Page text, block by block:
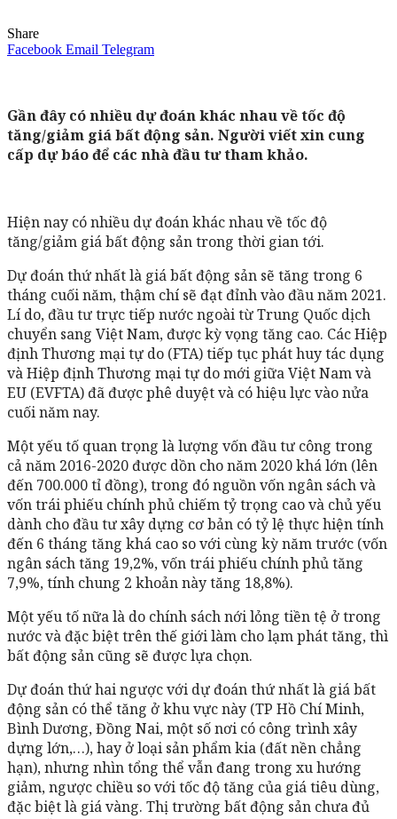
Share
Facebook Email Telegram
Gần đây có nhiều dự đoán khác nhau về tốc độ
tăng/giảm giá bất động sản. Người viết xin cung
cấp dự báo để các nhà đầu tư tham khảo.
Hiện nay có nhiều dự đoán khác nhau về tốc độ
tăng/giảm giá bất động sản trong thời gian tới.
Dự đoán thứ nhất là giá bất động sản sẽ tăng trong 6
tháng cuối năm, thậm chí sẽ đạt đỉnh vào đầu năm 2021.
Lí do, đầu tư trực tiếp nước ngoài từ Trung Quốc dịch
chuyển sang Việt Nam, được kỳ vọng tăng cao. Các Hiệp
định Thương mại tự do (FTA) tiếp tục phát huy tác dụng
và Hiệp định Thương mại tự do mới giữa Việt Nam và
EU (EVFTA) đã được phê duyệt và có hiệu lực vào nửa
cuối năm nay.
Một yếu tố quan trọng là lượng vốn đầu tư công trong
cả năm 2016-2020 được dồn cho năm 2020 khá lớn (lên
đến 700.000 tỉ đồng), trong đó nguồn vốn ngân sách và
vốn trái phiếu chính phủ chiếm tỷ trọng cao và chủ yếu
dành cho đầu tư xây dựng cơ bản có tỷ lệ thực hiện tính
đến 6 tháng tăng khá cao so với cùng kỳ năm trước (vốn
ngân sách tăng 19,2%, vốn trái phiếu chính phủ tăng
7,9%, tính chung 2 khoản này tăng 18,8%).
Một yếu tố nữa là do chính sách nới lỏng tiền tệ ở trong
nước và đặc biệt trên thế giới làm cho lạm phát tăng, thì
bất động sản cũng sẽ được lựa chọn.
Dự đoán thứ hai ngược với dự đoán thứ nhất là giá bất
động sản có thể tăng ở khu vực này (TP Hồ Chí Minh,
Bình Dương, Đồng Nai, một số nơi có công trình xây
dựng lớn,…), hay ở loại sản phẩm kia (đất nền chẳng
hạn), nhưng nhìn tổng thể vẫn đang trong xu hướng
giảm, ngược chiều so với tốc độ tăng của giá tiêu dùng,
đặc biệt là giá vàng. Thị trường bất động sản chưa đủ